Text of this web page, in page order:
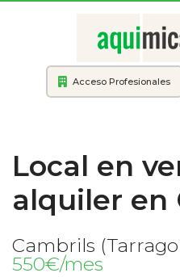
Acceso Profesionales
Local en
alquiler en
Cambrils
550€/mes